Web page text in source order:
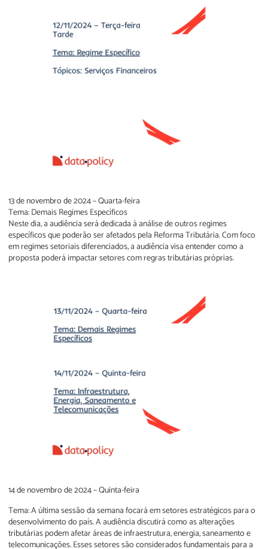
13 de novembro de 2024 – Quarta-feira
Tema: Demais Regimes Específicos
Neste dia, a audiência será dedicada à análise de outros regimes
específicos que poderão ser afetados pela Reforma Tributária. Com foco
em regimes setoriais diferenciados, a audiência visa entender como a
proposta poderá impactar setores com regras tributárias próprias.
14 de novembro de 2024 – Quinta-feira
Tema: A última sessão da semana focará em setores estratégicos para o
desenvolvimento do país. A audiência discutirá como as alterações
tributárias podem afetar áreas de infraestrutura, energia, saneamento e
telecomunicações. Esses setores são considerados fundamentais para a